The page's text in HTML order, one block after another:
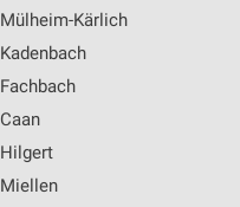
Mülheim-Kärlich
Kadenbach
Fachbach
Caan
Hilgert
Miellen